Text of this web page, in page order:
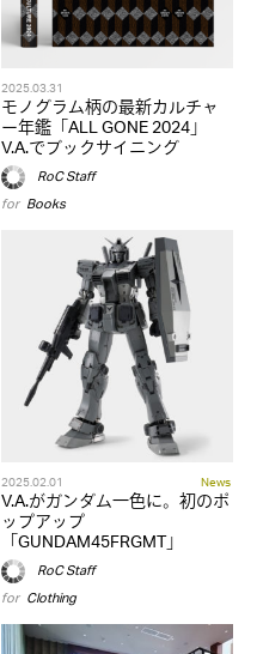
2025.03.31
モノグラム柄の最新カルチャ
ー年鑑「ALL GONE 2024」
V.A.でブックサイニング
RoC Staff
for Books
2025.02.01 News
V.A.がガンダム一色に。初のポ
ップアップ
「GUNDAM45FRGMT」
RoC Staff
for Clothing